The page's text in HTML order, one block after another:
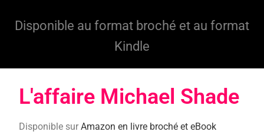
Disponible au format broché et au format
Kindle
L'affaire Michael Shade​
Disponible surAmazon en livre broché et eBook